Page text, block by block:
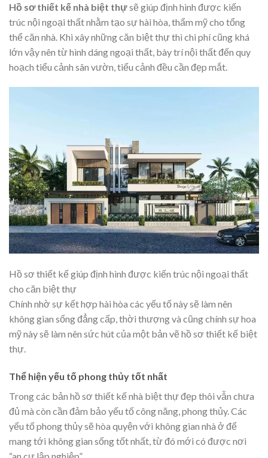
Hồ sơ thiết kế nhà biệt thựsẽ giúp định hình được kiến
trúc nội ngoại thất nhằm tạo sự hài hòa, thẩm mỹ cho tổng
thể căn nhà. Khi xây những căn biệt thự thì chi phí cũng khá
lớn vậy nên từ hình dáng ngoại thất, bày trí nội thất đến quy
hoạch tiểu cảnh sân vườn, tiểu cảnh đều cần đẹp mắt.
Hồ sơ thiết kế giúp định hình được kiến trúc nội ngoại thất
cho căn biệt thự
Chính nhờ sự kết hợp hài hòa các yếu tố này sẽ làm nên
không gian sống đẳng cấp, thời thượng và cũng chính sự hoa
mỹ này sẽ làm nên sức hút của một bản vẽ hồ sơ thiết kế biệt
thự.
Thể hiện yếu tố phong thủy tốt nhất
Trong các bản hồ sơ thiết kế nhà biệt thự đẹp thôi vẫn chưa
đủ mà còn cần đảm bảo yếu tố công năng, phong thủy. Các
yếu tố phong thủy sẽ hòa quyện với không gian nhà ở để
mang tới không gian sống tốt nhất, từ đó mới có được nơi